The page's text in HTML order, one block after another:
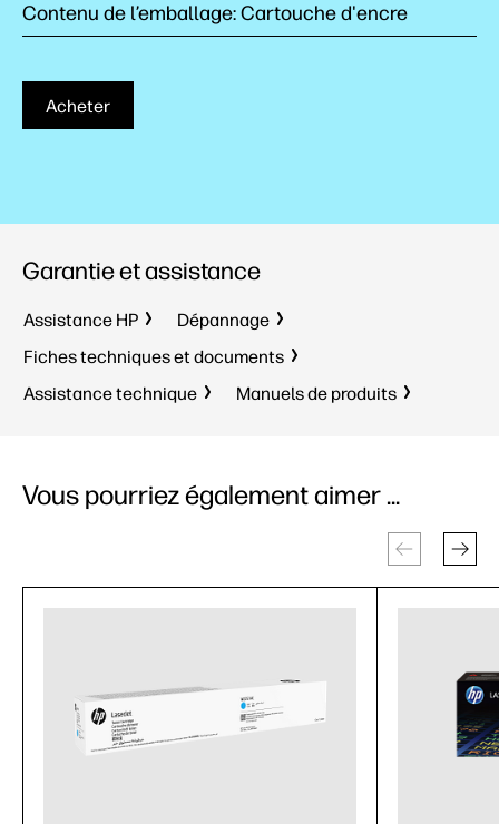
Contenu de l’emballage: Cartouche d'encre
Acheter
Garantie et assistance
Assistance HP
Dépannage
Fiches techniques et documents
Assistance technique
Manuels de produits
Vous pourriez également aimer ...